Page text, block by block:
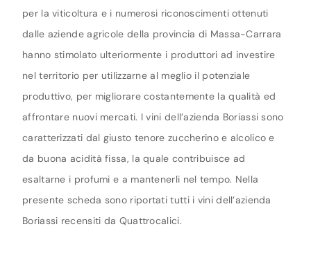
per la viticoltura e i numerosi riconoscimenti ottenuti
dalle aziende agricole della provincia di Massa-Carrara
hanno stimolato ulteriormente i produttori ad investire
nel territorio per utilizzarne al meglio il potenziale
produttivo, per migliorare costantemente la qualità ed
affrontare nuovi mercati. I vini dell’azienda Boriassi sono
caratterizzati dal giusto tenore zuccherino e alcolico e
da buona acidità fissa, la quale contribuisce ad
esaltarne i profumi e a mantenerli nel tempo. Nella
presente scheda sono riportati tutti i vini dell’azienda
Boriassi recensiti da Quattrocalici.